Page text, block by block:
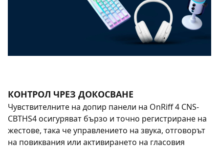
КОНТРОЛ ЧРЕЗ ДОКОСВАНЕ
Чувствителните на допир панели на OnRiff 4 CNS-
CBTHS4 осигуряват бързо и точно регистриране на
жестове, така че управлението на звука, отговорът
на повиквания или активирането на гласовия